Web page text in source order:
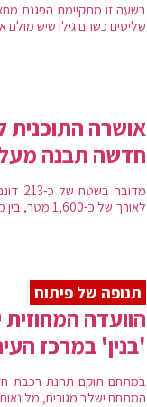
בשעה זו מתקיימת הפגנת
שליטים כשהם גילו שיש מולם
אושרה התוכנית
חדשה תבנה
לאורך של כ-1,600 מטר, בין מחלף בייט לגשר וולפסון, ויצירת רובע עירוני חדש
תנופה של פיתוח
הוועדה
'בנין' במרכז
במתחם תוקם תחנת רכבת
המתחם ישלב מגורים,